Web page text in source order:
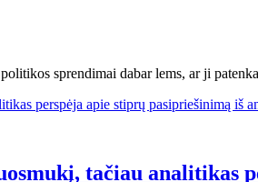
sprendimai dabar lems, ar ji
tačiau analitikas